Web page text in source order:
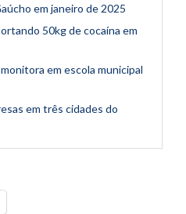
em janeiro de 2025
50kg de cocaína em
em escola municipal
em três cidades do